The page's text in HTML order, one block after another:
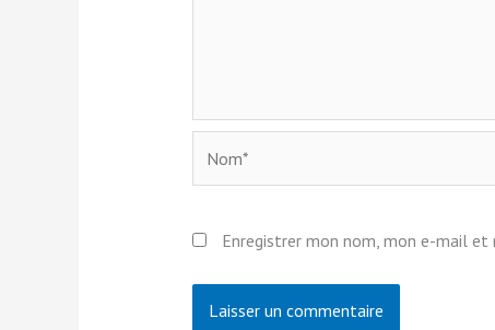
Enregistrer mon nom, mon e-mail